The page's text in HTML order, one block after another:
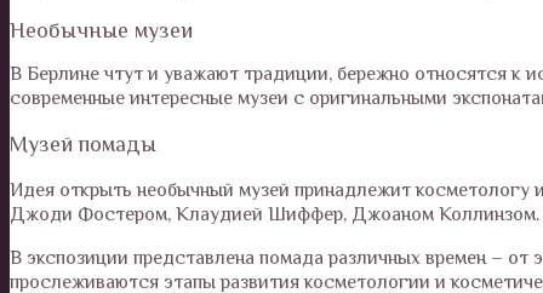
Необычные музеи
В Берлине чтут и уважают традиции, бережно относятся к
современные интересные музеи с оригинальными
Музей помады
Идея открыть необычный музей принадлежит
Джоди Фостером, Клаудией Шиффер, Джоаном Коллинзом.
В экспозиции представлена помада различных времен –
прослеживаются этапы развития косметологии и